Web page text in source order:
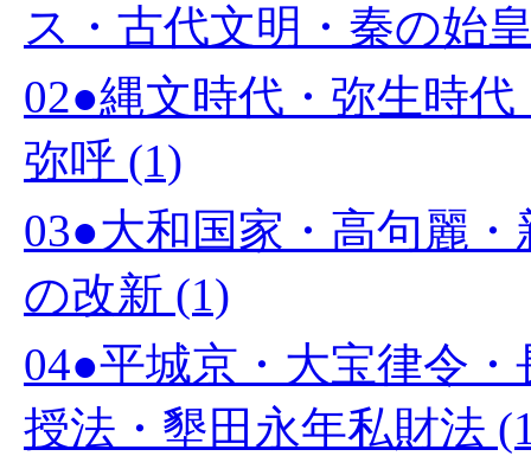
ス・古代文明・秦の始
02●縄文時代・弥生時
弥呼 (1)
03●大和国家・高句麗
の改新 (1)
04●平城京・大宝律令
授法・墾田永年私財法